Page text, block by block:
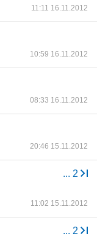
11:11 16.11.2012
10:59 16.11.2012
08:33 16.11.2012
20:46 15.11.2012
... 2
11:02 15.11.2012
... 2